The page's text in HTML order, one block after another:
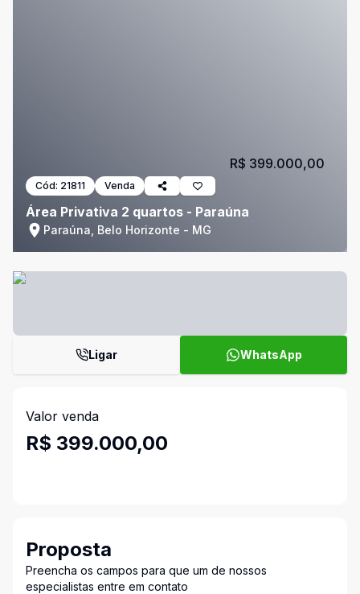
Cód: 21811 Venda
Área Privativa 2 quartos - Paraúna
Paraúna, Belo Horizonte - MG
R$ 399.000,00
Ligar WhatsApp
Valor venda
R$ 399.000,00
Proposta
Preencha os campos para que um de nossos
especialistas entre em contato